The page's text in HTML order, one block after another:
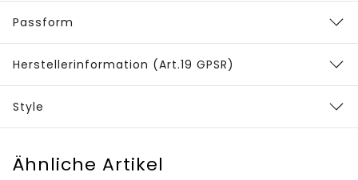
Passform
Herstellerinformation (Art.19 GPSR)
Style
Ähnliche Artikel